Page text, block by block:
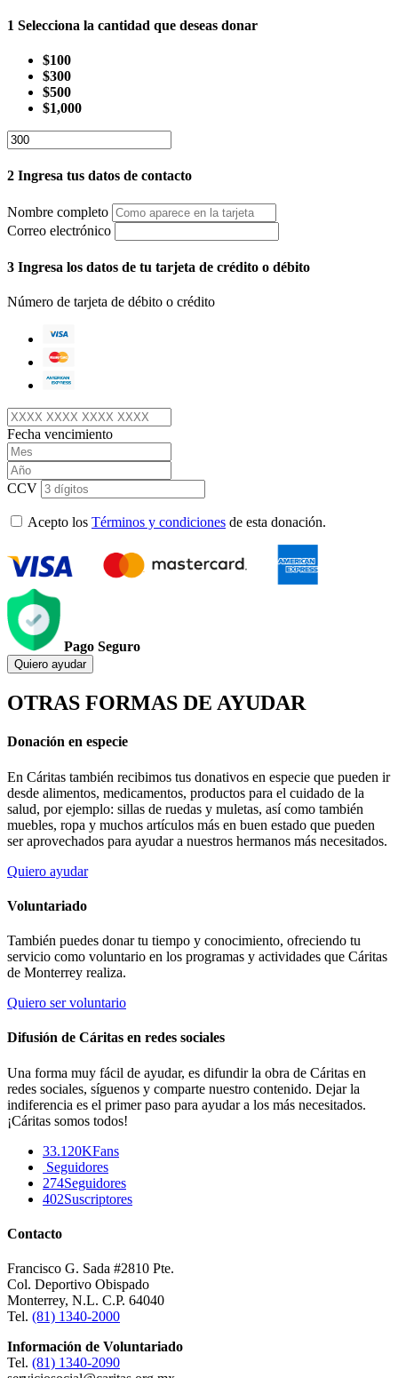
1 Selecciona la cantidad que deseas donar
$100
$300
$500
$1,000
2 Ingresa tus datos de contacto
Nombre completo
Correo electrónico
3 Ingresa los datos de tu tarjeta de crédito o débito
Número de tarjeta de débito o crédito
Fecha vencimiento
CCV
Acepto los Términos y condiciones de esta donación.
Pago Seguro
Quiero ayudar
OTRAS FORMAS DE AYUDAR
Donación en especie
En Cáritas también recibimos tus donativos en especie que pueden ir
desde alimentos, medicamentos, productos para el cuidado de la
salud, por ejemplo: sillas de ruedas y muletas, así como también
muebles, ropa y muchos artículos más en buen estado que pueden
ser aprovechados para ayudar a nuestros hermanos más necesitados.
Quiero ayudar
Voluntariado
También puedes donar tu tiempo y conocimiento, ofreciendo tu
servicio como voluntario en los programas y actividades que Cáritas
de Monterrey realiza.
Quiero ser voluntario
Difusión de Cáritas en redes sociales
Una forma muy fácil de ayudar, es difundir la obra de Cáritas en
redes sociales, síguenos y comparte nuestro contenido. Dejar la
indiferencia es el primer paso para ayudar a los más necesitados.
¡Cáritas somos todos!
33.120KFans
Seguidores
274Seguidores
402Suscriptores
Contacto
Francisco G. Sada #2810 Pte.
Col. Deportivo Obispado
Monterrey, N.L. C.P. 64040
Tel. (81) 1340-2000
Información de Voluntariado
Tel. (81) 1340-2090